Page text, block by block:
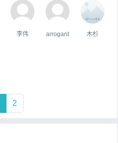
李伟 arrogant 木杉
2